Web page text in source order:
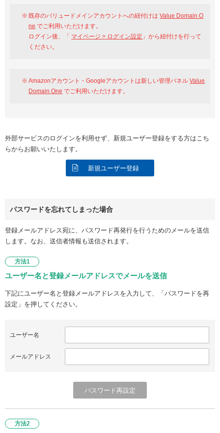
既存のバリュードメインアカウントへの紐付けはValue Domain O
ne でご利用いただけます。
ログイン後、「 マイページ > ログイン設定 」から紐付けを行って
ください。
Amazonアカウント・Googleアカウントは新しい管理パネルValue
Domain One でご利用いただけます。
外部サービスのログインを利用せず、新規ユーザー登録をする方はこち
らからお願いいたします。
新規ユーザー登録
パスワードを忘れてしまった場合
登録メールアドレス宛に、パスワード再発行を行うためのメールを送信
します。なお、送信者情報も送信されます。
方法1
ユーザー名と登録メールアドレスでメールを送信
下記にユーザー名と登録メールアドレスを入力して、「パスワードを再
設定」を押してください。
ユーザー名
メールアドレス
方法2